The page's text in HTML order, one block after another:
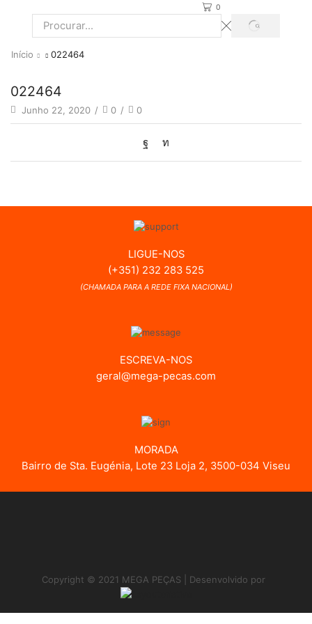
0
Search
PROCURAR
Início 022464
022464
Junho 22, 2020 / 0 / 0
LIGUE-NOS
(+351) 232 283 525
(CHAMADA PARA A REDE FIXA NACIONAL)
ESCREVA-NOS
geral@mega-pecas.com
MORADA
Bairro de Sta. Eugénia, Lote 23 Loja 2, 3500-034 Viseu
Copyright © 2021 MEGA PEÇAS | Desenvolvido por